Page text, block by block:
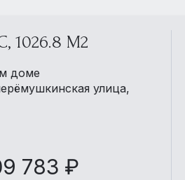
1026.8 М2
доме
улица,
783 ₽